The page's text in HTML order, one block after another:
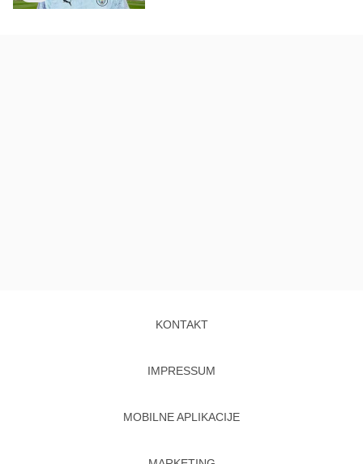
KONTAKT
IMPRESSUM
MOBILNE APLIKACIJE